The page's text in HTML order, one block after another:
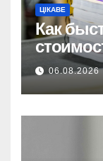
ЦІКАВЕ
Как
06.08.2026